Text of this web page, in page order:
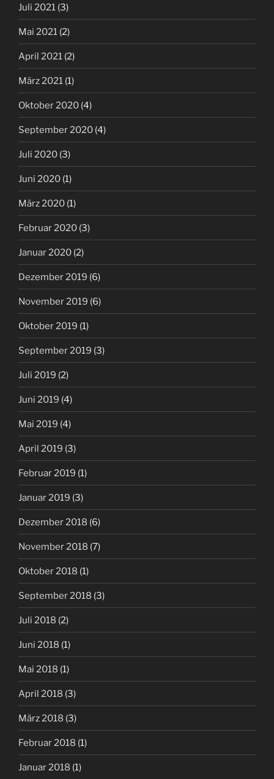
Juli 2021 (3)
Mai 2021 (2)
April 2021 (2)
März 2021 (1)
Oktober 2020 (4)
September 2020 (4)
Juli 2020 (3)
Juni 2020 (1)
März 2020 (1)
Februar 2020 (3)
Januar 2020 (2)
Dezember 2019 (6)
November 2019 (6)
Oktober 2019 (1)
September 2019 (3)
Juli 2019 (2)
Juni 2019 (4)
Mai 2019 (4)
April 2019 (3)
Februar 2019 (1)
Januar 2019 (3)
Dezember 2018 (6)
November 2018 (7)
Oktober 2018 (1)
September 2018 (3)
Juli 2018 (2)
Juni 2018 (1)
Mai 2018 (1)
April 2018 (3)
März 2018 (3)
Februar 2018 (1)
Januar 2018 (1)